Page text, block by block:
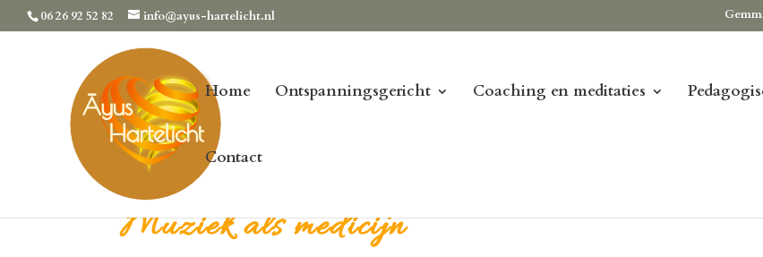
06 26 92 52 82 info@ayus-hartelicht.nl
Home Ontspanningsgericht Coaching en meditaties
Contact
Muziek als medicijn